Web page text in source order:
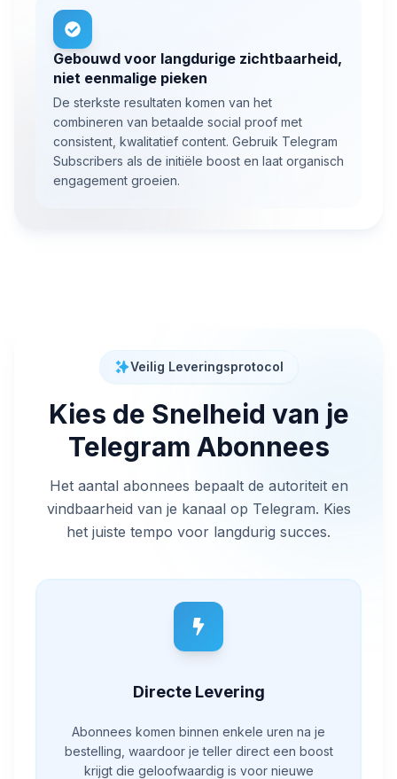
Gebouwd voor langdurige zichtbaarheid,
niet eenmalige pieken
De sterkste resultaten komen van het
combineren van betaalde social proof met
consistent, kwalitatief content. Gebruik Telegram
Subscribers als de initiële boost en laat organisch
engagement groeien.
Veilig Leveringsprotocol
Kies de Snelheid van je
Telegram Abonnees
Het aantal abonnees bepaalt de autoriteit en
vindbaarheid van je kanaal op Telegram. Kies
het juiste tempo voor langdurig succes.
Directe Levering
Abonnees komen binnen enkele uren na je
bestelling, waardoor je teller direct een boost
krijgt die geloofwaardig is voor nieuwe